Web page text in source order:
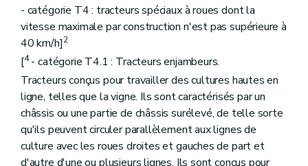
- catégorie T4 : tracteurs spéciaux à roues dont la
vitesse maximale par construction n'est pas supérieure à
40 km/h]2
[4- catégorie T4.1 : Tracteurs enjambeurs.
Tracteurs conçus pour travailler des cultures hautes en
ligne, telles que la vigne. Ils sont caractérisés par un
châssis ou une partie de châssis surélevé, de telle sorte
qu'ils peuvent circuler parallèlement aux lignes de
culture avec les roues droites et gauches de part et
d'autre d'une ou plusieurs lignes. Ils sont conçus pour